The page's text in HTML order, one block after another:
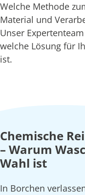
Welche Methode
Material und
Unser
welche Lösung für
ist.
Chemische
– Warum
Wahl ist
In Borchen